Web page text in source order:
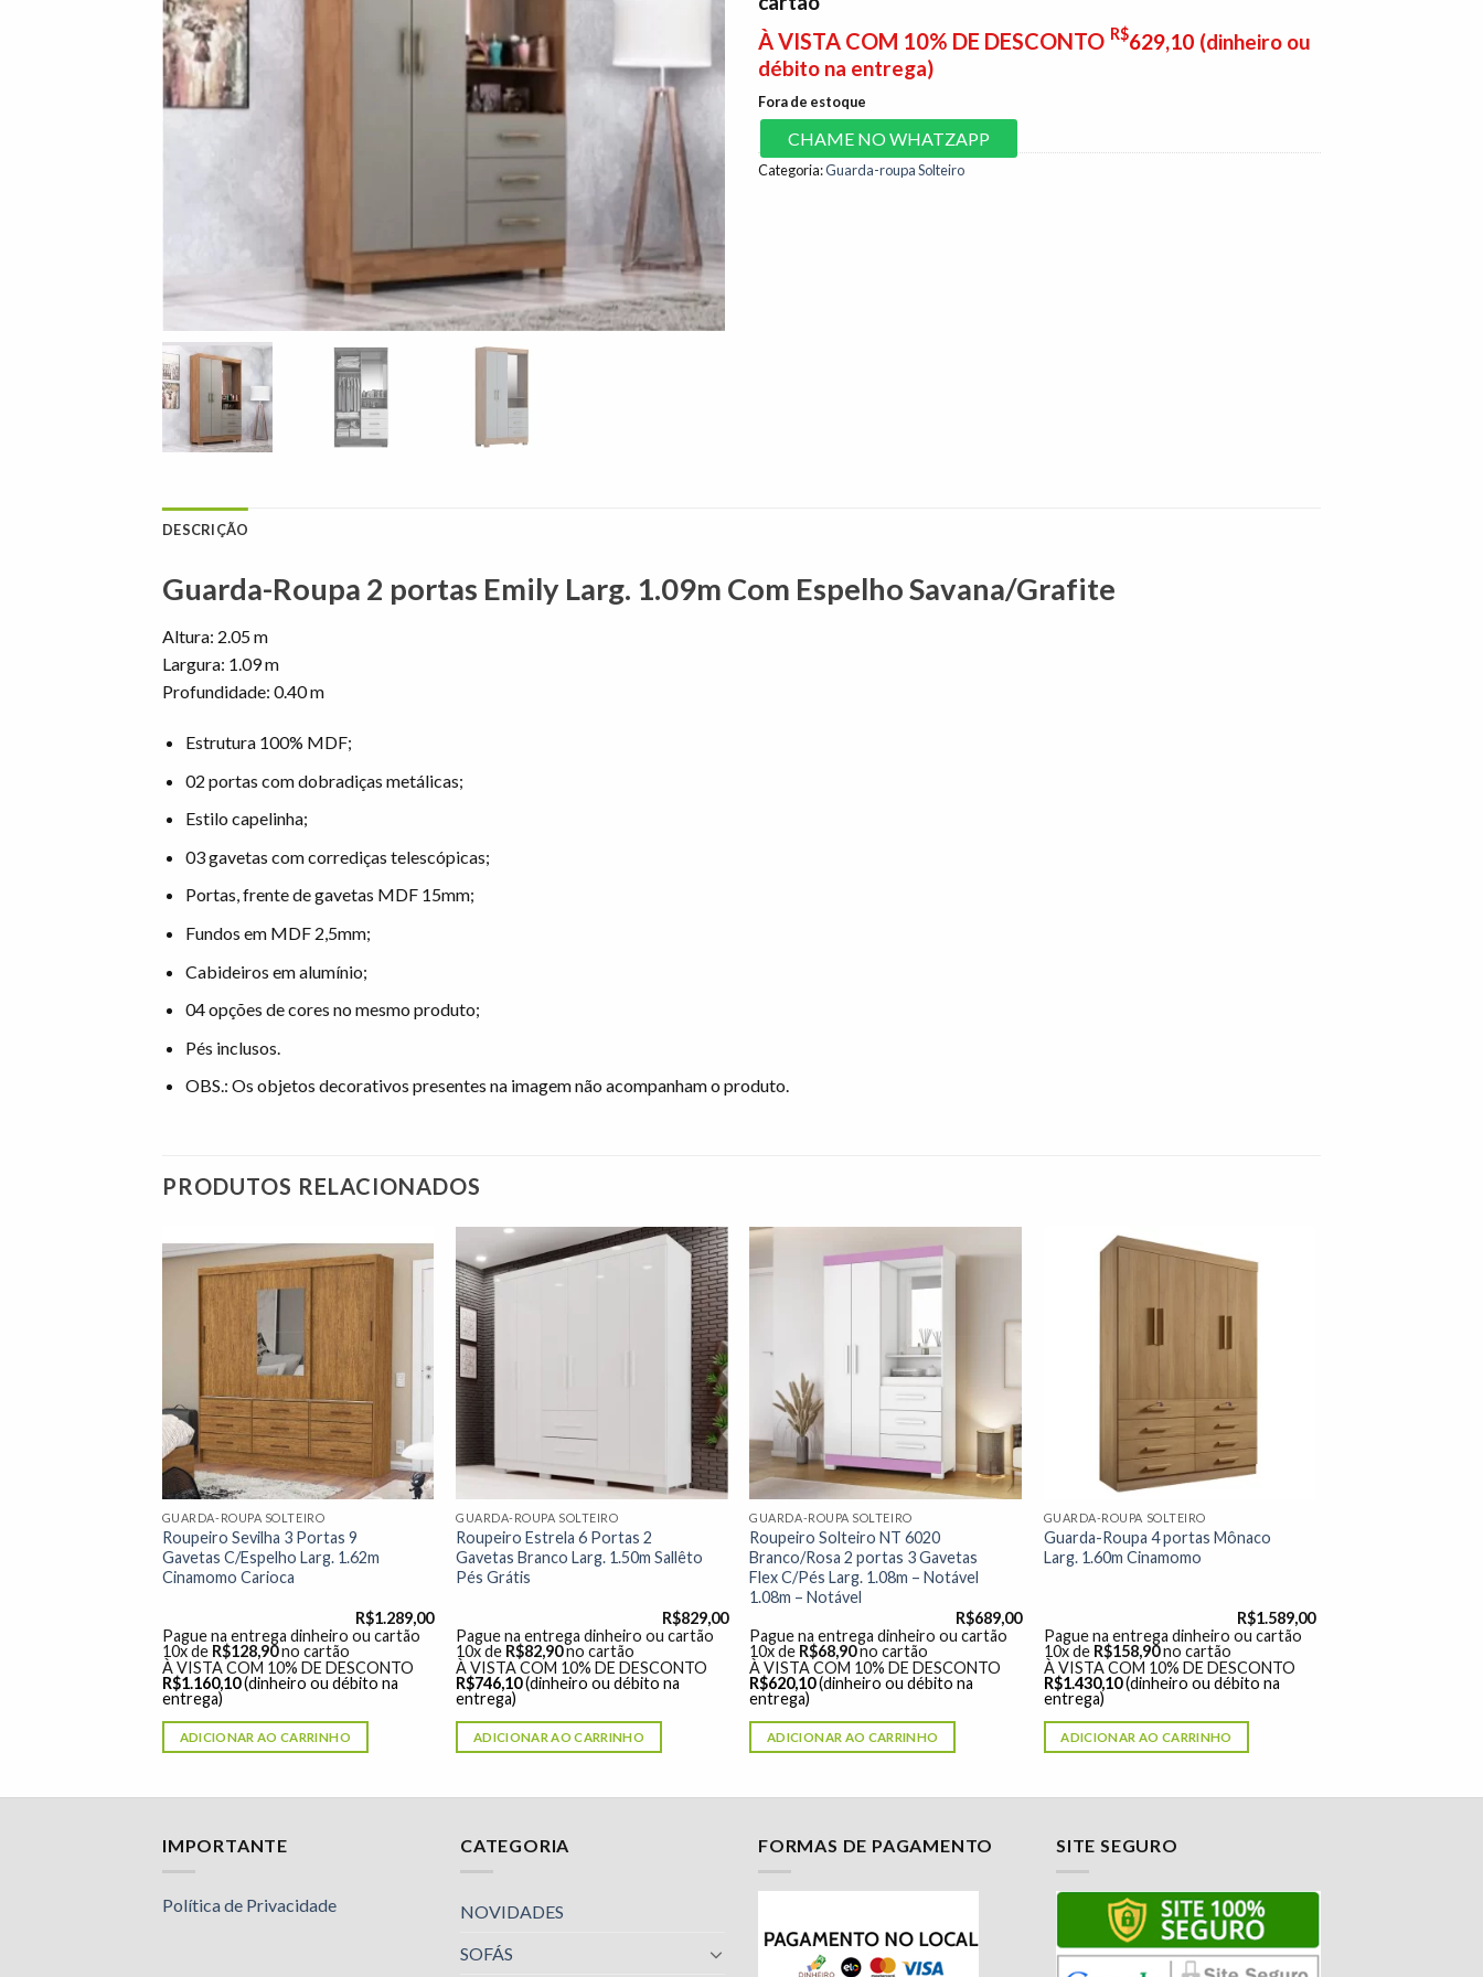
À VISTA COM 10% DE DESCONTO R$629,10 (dinheiro ou
débito na entrega)
Fora de estoque
CHAME NO WHATZAPP
Categoria:Guarda-roupa Solteiro
DESCRIÇÃO
Guarda-Roupa 2 portas Emily Larg. 1.09m Com Espelho Savana/Grafite
Altura: 2.05 m
Largura: 1.09 m
Profundidade: 0.40 m
Estrutura 100% MDF;
02 portas com dobradiças metálicas;
Estilo capelinha;
03 gavetas com corrediças telescópicas;
Portas, frente de gavetas MDF 15mm;
Fundos em MDF 2,5mm;
Cabideiros em alumínio;
04 opções de cores no mesmo produto;
Pés inclusos.
OBS.: Os objetos decorativos presentes na imagem não acompanham o produto.
PRODUTOS RELACIONADOS
Adicionar
à lista de
GUARDA-ROUPA SOLTEIRO
Roupeiro Sevilha 3 Portas 9
Gavetas C/Espelho Larg. 1.62m
Cinamomo Carioca
R$1.289,00
Pague na entrega dinheiro ou cartão
10x de R$128,90no cartão
À VISTA COM 10% DE DESCONTO
R$1.160,10(dinheiro ou débito na
entrega)
ADICIONAR AO CARRINHO
Adicionar
à lista de
desejos"
GUARDA-ROUPA SOLTEIRO
Roupeiro Estrela 6 Portas 2
Gavetas Branco Larg. 1.50m Sallêto
Pés Grátis
R$829,00
Pague na entrega dinheiro ou cartão
10x de R$82,90no cartão
À VISTA COM 10% DE DESCONTO
R$746,10(dinheiro ou débito na
entrega)
ADICIONAR AO CARRINHO
Adicionar
GUARDA-ROUPA SOLTEIRO
Roupeiro Solteiro NT 6020
Branco/Rosa 2 portas 3 Gavetas
Flex C/Pés Larg. 1.08m – Notável
1.08m – Notável
R$689,00
Pague na entrega dinheiro ou cartão
10x de R$68,90no cartão
À VISTA COM 10% DE DESCONTO
R$620,10(dinheiro ou débito na
entrega)
ADICIONAR AO CARRINHO
GUARDA-ROUPA SOLTEIRO
Guarda-Roupa 4 portas Mônaco
Larg. 1.60m Cinamomo
R$1.589,00
Pague na entrega dinheiro ou cartão
10x de R$158,90 no cartão
À VISTA COM 10% DE DESCONTO
R$1.430,10 (dinheiro ou débito na
entrega)
ADICIONAR AO CARRINHO
IMPORTANTE
Política de Privacidade
CATEGORIA
NOVIDADES
SOFÁS
FORMAS DE PAGAMENTO SITE SEGURO
para responder às suas perguntas. Pergunte-